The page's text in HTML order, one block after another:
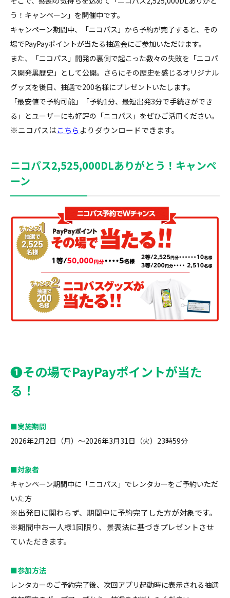
う！キャンペーン」を開催中です。
キャンペーン期間中、「ニコパス」から予約が完了すると、その
場でPayPayポイントが当たる抽選会にご参加いただけます。
また、「ニコパス」開発の裏側で起こった数々の失敗を「ニコパ
ス開発黒歴史」として公開。さらにその歴史を感じるオリジナル
グッズを後日、抽選で200名様にプレゼントいたします。
「最安値で予約可能」「予約1分、最短出発3分で手続きができ
る」とユーザーにも好評の「ニコパス」をぜひご活用ください。
※ニコパスはこちらよりダウンロードできます。
ニコパス2,525,000DLありがとう！キャンペ
ーン
❶その場でPayPayポイントが当た
る！
■実施期間
2026年2月2日（月）～2026年3月31日（火）23時59分
■対象者
キャンペーン期間中に「ニコパス」でレンタカーをご予約いただ
いた方
※出発日に関わらず、期間中に予約完了した方が対象です。
※期間中お一人様1回限り、景表法に基づきプレゼントさせ
ていただきます。
■参加方法
レンタカーのご予約完了後、次回アプリ起動時に表示される抽選